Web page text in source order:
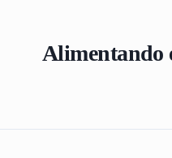
Alimentando